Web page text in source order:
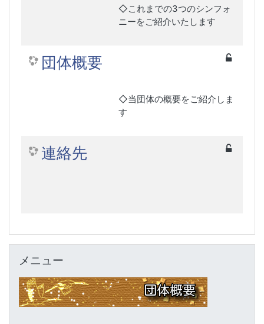
◇これまでの3つのシンフォ
ニーをご紹介いたします
団体概要
◇当団体の概要をご紹介しま
す
連絡先
メニュー